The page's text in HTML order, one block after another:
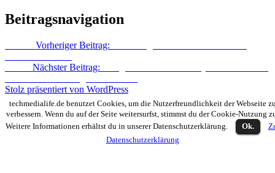
Beitragsnavigation
Vorheriger Beitrag:
Nächster Beitrag:
Stolz präsentiert von WordPress
techmedialife.de benutzet Cookies, um die Nutzerfreundlichkeit der Webseite
verbessern. Wenn du auf der Seite weitersurfst, stimmst du der Cookie-Nutzung
Weitere Informationen erhältst du in unserer Datenschutzerklärung.
Ok.
Datenschutzerklärung